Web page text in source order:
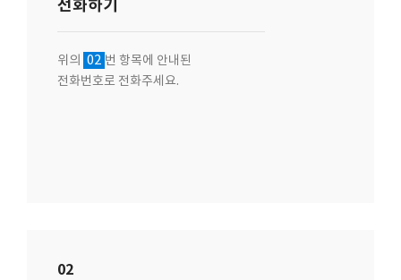
전화하기
위의 02 번 항목에 안내된
전화번호로 전화주세요.
02